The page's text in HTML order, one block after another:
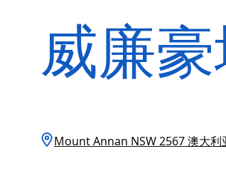
威廉
Mount Annan NSW 2567 澳大利